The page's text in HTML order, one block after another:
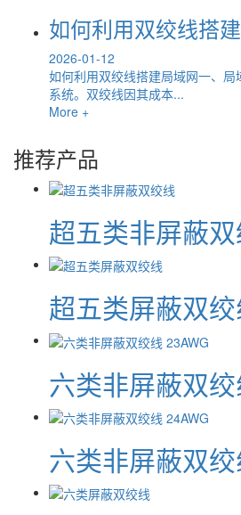
如何利用双绞线搭
2026-01-12
如何利用双绞线搭建局域网一、
系统。双绞线因其成本...
More +
推荐产品
超五类非屏蔽
超五类屏蔽双
六类非屏蔽双
六类非屏蔽双